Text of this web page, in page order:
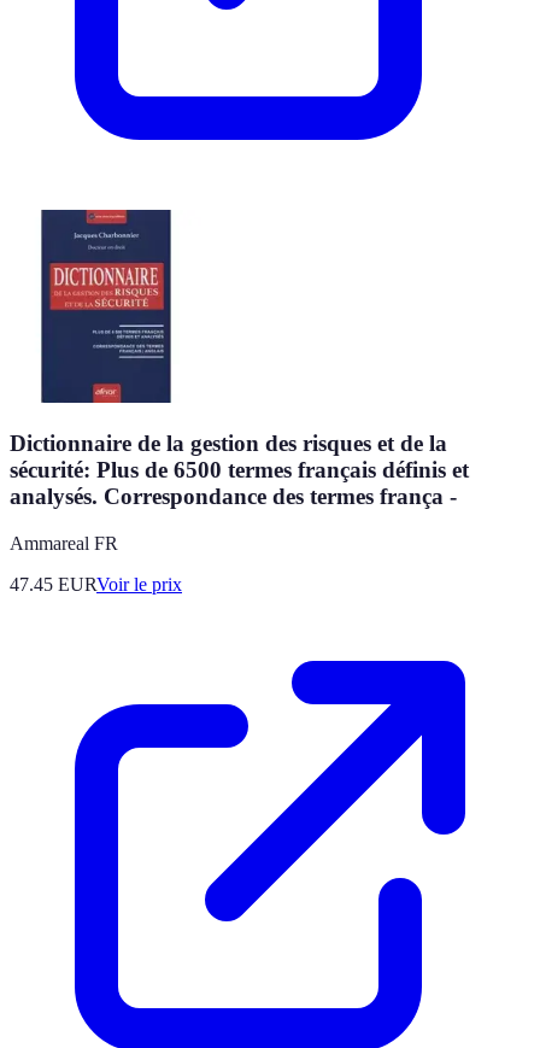
Dictionnaire de la gestion des risques et de la
sécurité: Plus de 6500 termes français définis et
analysés. Correspondance des termes frança -
Ammareal FR
47.45 EURVoir le prix